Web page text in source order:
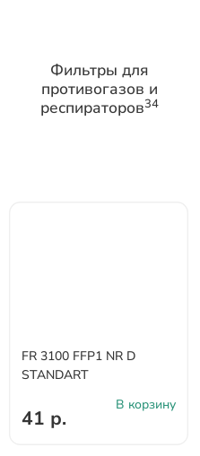
Фильтры для
противогазов и
респираторов34
FR 3100 FFP1 NR D
STANDART
41 р.
В корзину